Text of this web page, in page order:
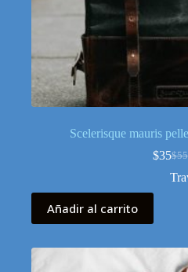
Scelerisque mauris
$55
El
$35El
Añadir al carrito